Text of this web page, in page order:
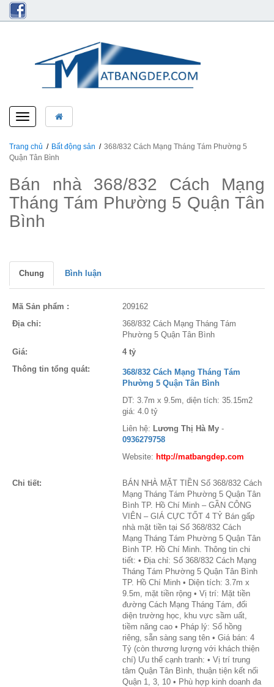
Toggle
navigation
Trang chủ Bất động sản
368/832 Cách Mạng Tháng Tám Phường 5
Quận Tân Bình
Bán nhà 368/832 Cách Mạng
Tháng Tám Phường 5 Quận Tân
Bình
Chung Bình luận
Mã Sản phẩm :
209162
Địa chỉ:
368/832 Cách Mạng Tháng Tám
Phường 5 Quận Tân Bình
Giá:
4 tỷ
Thông tin tổng quát:
368/832 Cách Mạng Tháng Tám
Phường 5 Quận Tân Bình
DT: 3.7m x 9.5m, diện tích: 35.15m2
giá: 4.0 tỷ
Liên hệ: Lương Thị Hà My -
0936279758
Website: http://matbangdep.com
Chi tiết:
BÁN NHÀ MẶT TIỀN Số 368/832 Cách
Mạng Tháng Tám Phường 5 Quận Tân
Bình TP. Hồ Chí Minh – GẦN CÔNG
VIÊN – GIÁ CỰC TỐT 4 TỶ Bán gấp
nhà mặt tiền tại Số 368/832 Cách
Mạng Tháng Tám Phường 5 Quận Tân
Bình TP. Hồ Chí Minh. Thông tin chi
tiết: • Địa chỉ: Số 368/832 Cách Mạng
Tháng Tám Phường 5 Quận Tân Bình
TP. Hồ Chí Minh • Diện tích: 3.7m x
9.5m, mặt tiền rộng • Vị trí: Mặt tiền
đường Cách Mạng Tháng Tám, đối
diện trường học, khu vực sầm uất,
tiềm năng cao • Pháp lý: Sổ hồng
riêng, sẵn sàng sang tên • Giá bán: 4
Tỷ (còn thương lượng với khách thiện
chí) Ưu thế cạnh tranh: • Vị trí trung
tâm Quận Tân Bình, thuận tiện kết nối
Quận 1, 3, 10 • Phù hợp kinh doanh đa